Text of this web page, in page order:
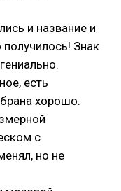
и название и
Знак
есть
хорошо.
с
но не